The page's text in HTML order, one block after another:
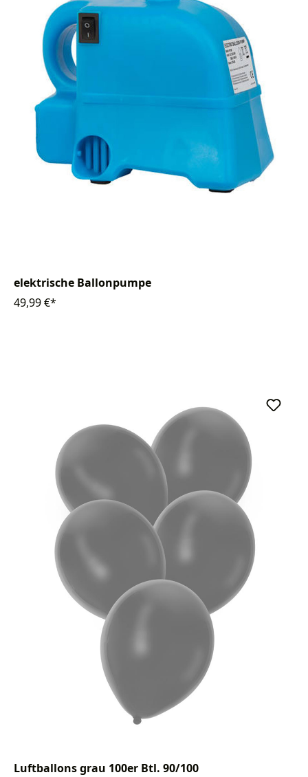
elektrische Ballonpumpe
49,99 €*
Luftballons grau 100er Btl. 90/100